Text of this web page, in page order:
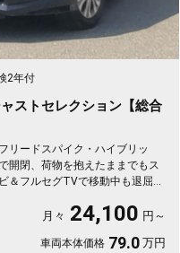
2年付
ストセレクション【総合
リードスパイク・ハイブリッ
開閉、荷物を抱えたままでもス
＆フルセグTVで移動中も退屈知
ドアの相棒にも最適🎵ハーフレ
質にしてくれる一台。月々
くり乗り込めるこのお車、《1年
月々 24,100 円～
車両本体価格 79.0 万円